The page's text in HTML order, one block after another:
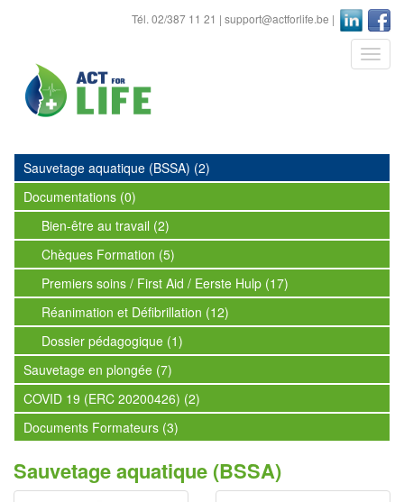
Tél. 02/387 11 21 | support@actforlife.be |
Sauvetage aquatique (BSSA) (2)
Documentations (0)
Bien-être au travail (2)
Chèques Formation (5)
Premiers soins / First Aid / Eerste Hulp (17)
Réanimation et Défibrillation (12)
Dossier pédagogique (1)
Sauvetage en plongée (7)
COVID 19 (ERC 20200426) (2)
Documents Formateurs (3)
Sauvetage aquatique (BSSA)